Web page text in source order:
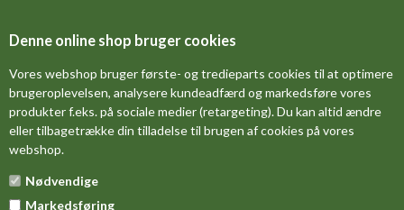
Denne online shop bruger cookies
Vores webshop bruger første- og tredieparts cookies til at optimere
brugeroplevelsen, analysere kundeadfærd og markedsføre vores
produkter f.eks. på sociale medier (retargeting). Du kan altid ændre
eller tilbagetrække din tilladelse til brugen af cookies på vores
webshop.
Nødvendige
Markedsføring
Grossistsalg
FORSIDE
OM OS
MÅLESKEMA